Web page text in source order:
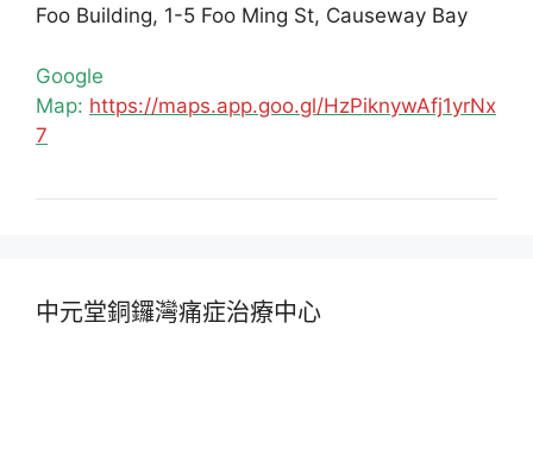
Foo Building, 1-5 Foo Ming St, Causeway Bay
Google
Map: https://maps.app.goo.gl/HzPiknywAfj1yrNx
7
中元堂銅鑼灣痛症治療中心